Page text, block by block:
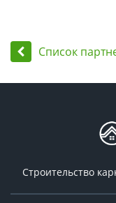
Список
Строительство